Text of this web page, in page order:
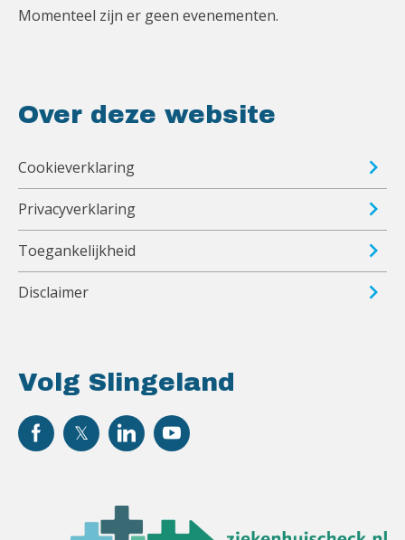
Volg Slingeland
Momenteel zijn er geen evenementen.
Over deze website
Cookieverklaring
Privacyverklaring
Toegankelijkheid
Disclaimer